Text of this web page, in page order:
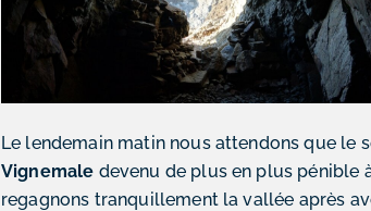
Le lendemain matin nous attendons que le
Vignemale devenu de plus en plus pénible
regagnons tranquillement la vallée après